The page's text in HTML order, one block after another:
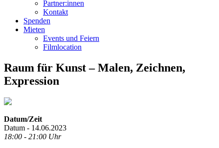
Partner:innen
Kontakt
Spenden
Mieten
Events und Feiern
Filmlocation
Raum für Kunst – Malen, Zeichnen,
Expression
Datum/Zeit
Datum - 14.06.2023
18:00 - 21:00 Uhr